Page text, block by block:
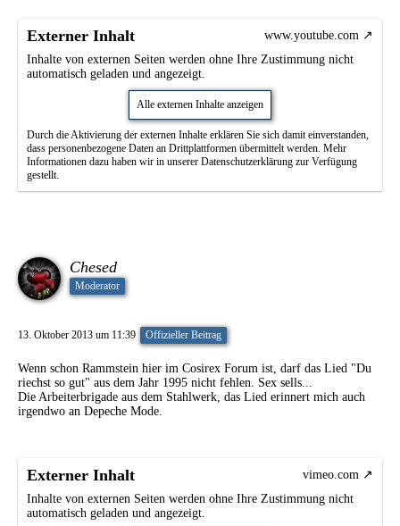
Externer Inhalt
www.youtube.com
Inhalte von externen Seiten werden ohne Ihre Zustimmung nicht
automatisch geladen und angezeigt.
Alle externen Inhalte anzeigen
Durch die Aktivierung der externen Inhalte erklären Sie sich damit einverstanden,
dass personenbezogene Daten an Drittplattformen übermittelt werden. Mehr
Informationen dazu haben wir in unserer Datenschutzerklärung zur Verfügung
gestellt.
Chesed
Moderator
13. Oktober 2013 um 11:39 Offizieller Beitrag
Wenn schon Rammstein hier im Cosirex Forum ist, darf das Lied "Du
riechst so gut" aus dem Jahr 1995 nicht fehlen. Sex sells...
Die Arbeiterbrigade aus dem Stahlwerk, das Lied erinnert mich auch
irgendwo an Depeche Mode.
Externer Inhalt
vimeo.com
Inhalte von externen Seiten werden ohne Ihre Zustimmung nicht
automatisch geladen und angezeigt.